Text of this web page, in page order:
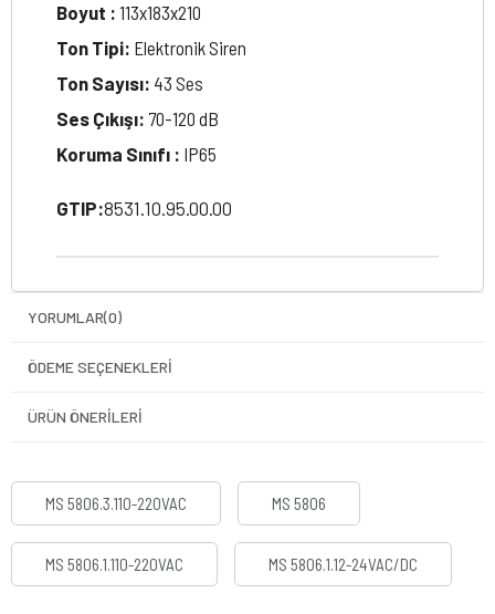
Boyut : 113x183x210
Ton Tipi: Elektronik Siren
Ton Sayısı: 43 Ses
Ses Çıkışı: 70-120 dB
Koruma Sınıfı : IP65
GTIP:8531.10.95.00.00
YORUMLAR(0)
ÖDEME SEÇENEKLERI
ÜRÜN ÖNERILERI
MS 5806.3.110-220VAC MS 5806
MS 5806.1.110-220VAC MS 5806.1.12-24VAC/DC